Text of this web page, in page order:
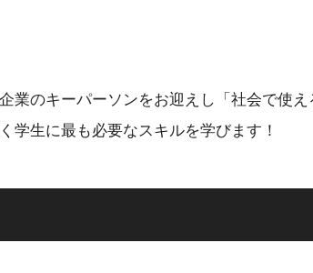
業のキーパーソンをお迎えし「社会で使
学生に最も必要なスキルを学びます！